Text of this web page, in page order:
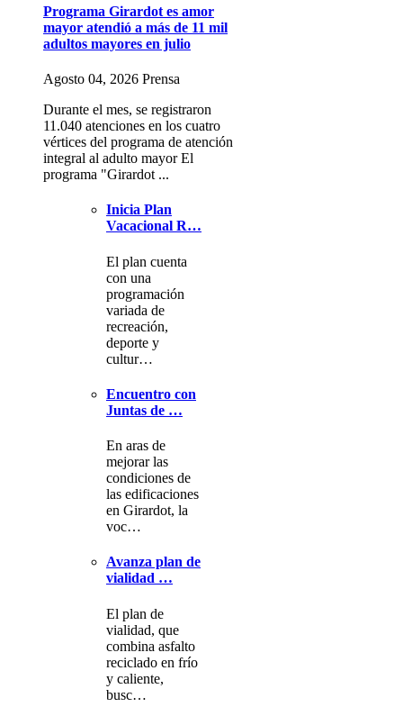
Programa Girardot es amor
mayor atendió a más de 11 mil
adultos mayores en julio
Agosto 04, 2026 Prensa
Durante el mes, se registraron
11.040 atenciones en los cuatro
vértices del programa de atención
integral al adulto mayor El
programa "Girardot ...
Inicia Plan
Vacacional R…
El plan cuenta
con una
programación
variada de
recreación,
deporte y
cultur…
Encuentro con
Juntas de …
En aras de
mejorar las
condiciones de
las edificaciones
en Girardot, la
voc…
Avanza plan de
vialidad …
El plan de
vialidad, que
combina asfalto
reciclado en frío
y caliente,
busc…